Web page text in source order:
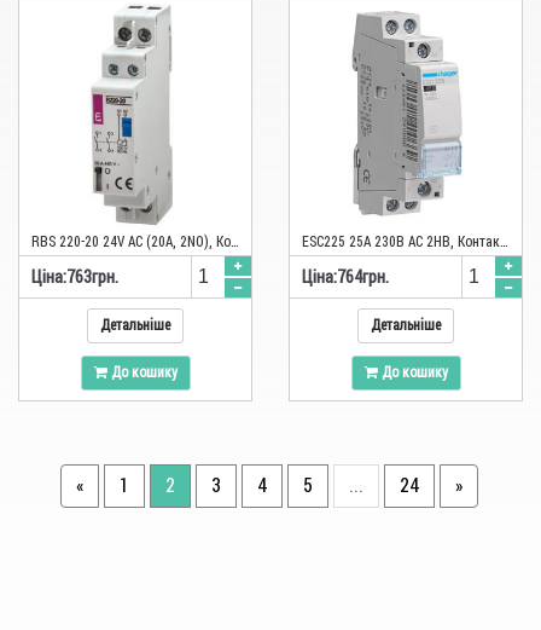
RВS 220-20 24V AC (20A, 2NO), Контактор імпульсний
Цiна:763грн.
Детальніше
До кошику
ESC225 25А 230В AC 2НВ, Контактор модульний Hager
Цiна:764грн.
Детальніше
До кошику
« 1 2 3 4 5 ... 24 »